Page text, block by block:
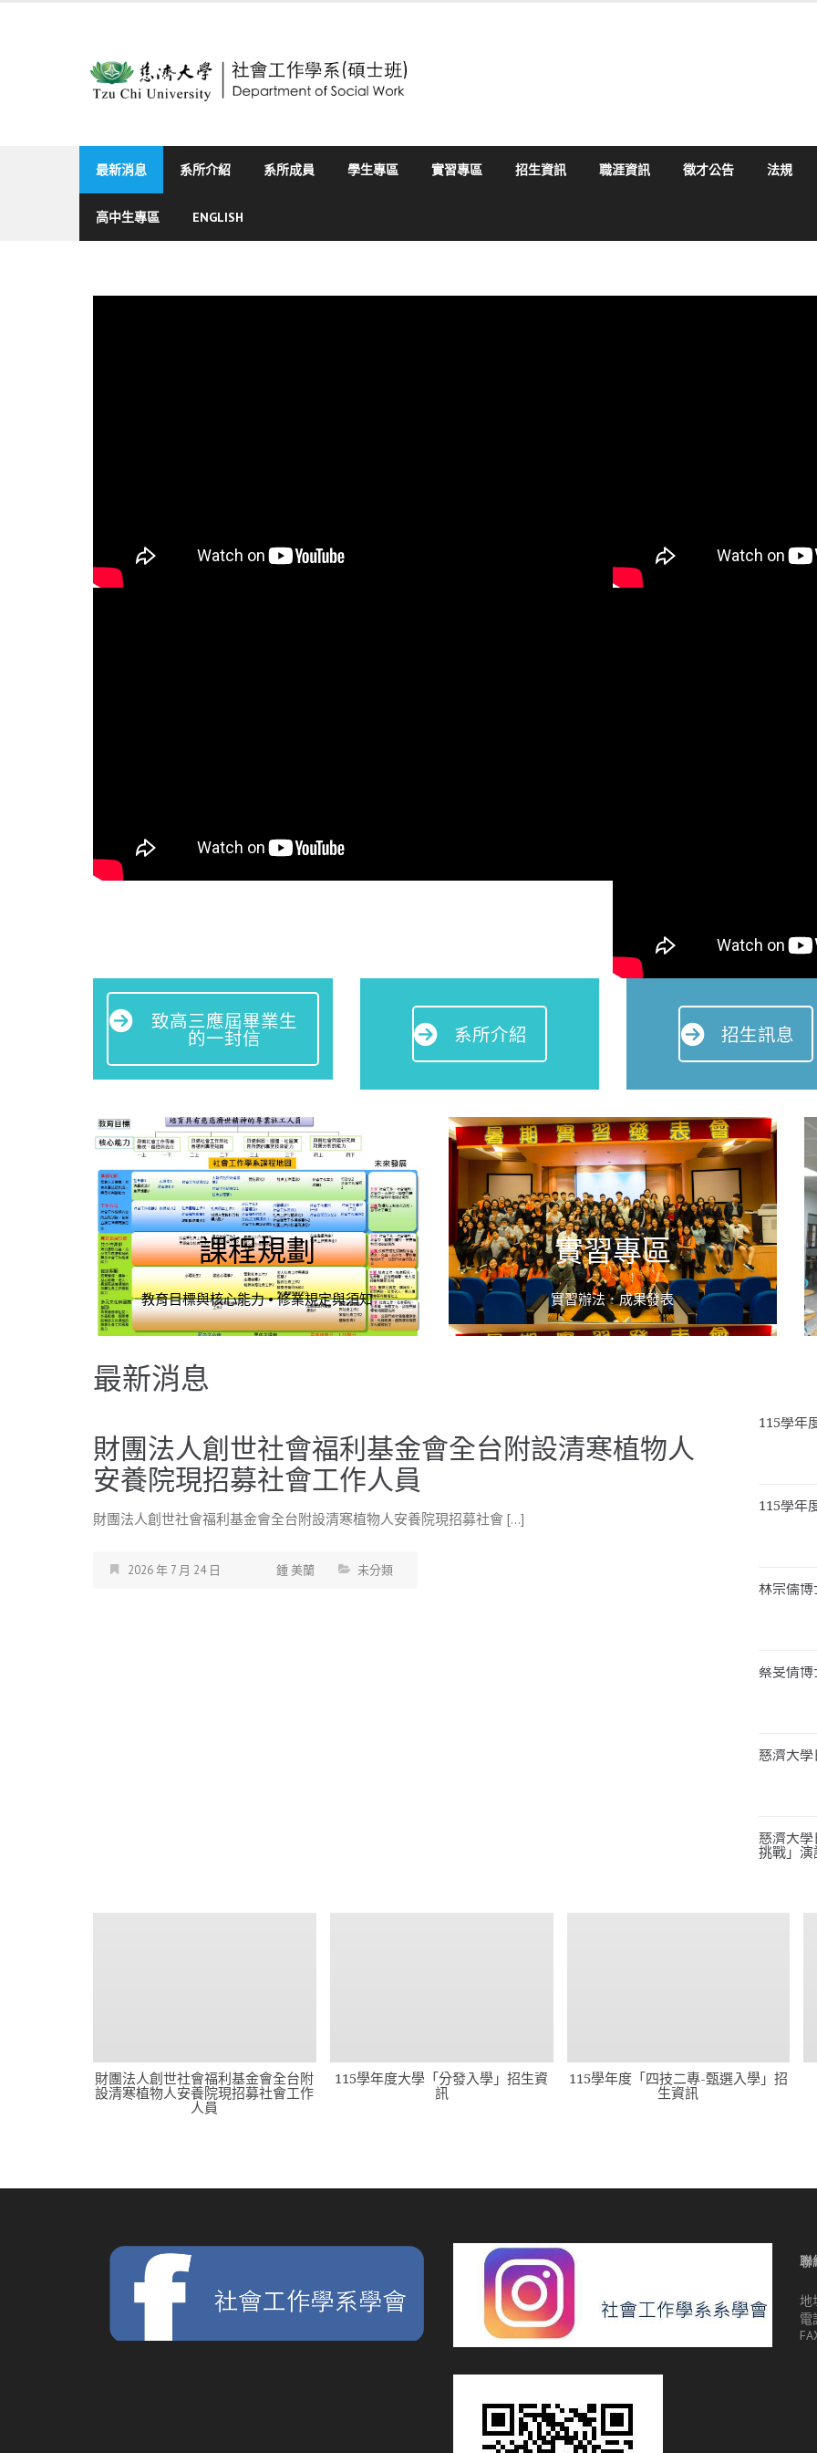
最新消息 系所介紹 系所成員 學生專區 實習專區 招生資訊 職涯資訊 徵才公告 法規
高中生專區 ENGLISH
致高三應屆畢業生
的一封信 系所介紹 招生訊息
課程規劃
教育目標與核心能力•修業規定與須知
實習專區
實習辦法．成果發表
最新消息
財團法人創世社會福利基金會全台附設清寒植物人
安養院現招募社會工作人員
財團法人創世社會福利基金會全台附設清寒植物人安養院現招募社會 […]
2026 年 7 月 24 日 鍾 美蘭 未分類
115學年
115學年
林宗儒博
蔡旻倩博
慈濟大學
慈濟大學
挑戰」演
財團法人創世社會福利基金會全台附
設清寒植物人安養院現招募社會工作
人員
115學年度大學「分發入學」招生資
訊
115學年度「四技二專-甄選入學」招
生資訊
聯
地
電